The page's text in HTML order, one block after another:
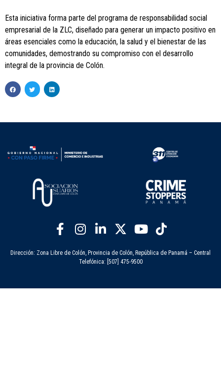
Esta iniciativa forma parte del programa de responsabilidad social
empresarial de la ZLC, diseñado para generar un impacto positivo en
áreas esenciales como la educación, la salud y el bienestar de las
comunidades, demostrando su compromiso con el desarrollo
integral de la provincia de Colón.
Dirección: Zona Libre de Colón, Provincia de Colón, República de Panamá – Central
Telefónica: [507] 475-9500